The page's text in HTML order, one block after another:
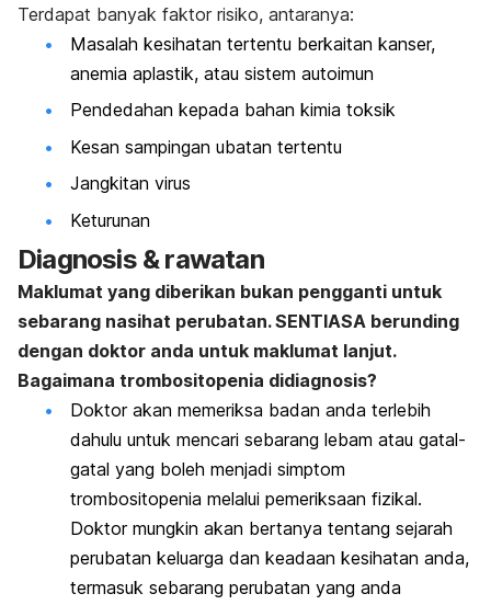
Terdapat banyak faktor risiko, antaranya:
Masalah kesihatan tertentu berkaitan kanser,
anemia aplastik, atau sistem autoimun
Pendedahan kepada bahan kimia toksik
Kesan sampingan ubatan tertentu
Jangkitan virus
Keturunan
Diagnosis & rawatan
Maklumat yang diberikan bukan pengganti untuk
sebarang nasihat perubatan. SENTIASA berunding
dengan doktor anda untuk maklumat lanjut.
Bagaimana trombositopenia didiagnosis?
Doktor akan memeriksa badan anda terlebih
dahulu untuk mencari sebarang lebam atau gatal-
gatal yang boleh menjadi simptom
trombositopenia melalui pemeriksaan fizikal.
Doktor mungkin akan bertanya tentang sejarah
perubatan keluarga dan keadaan kesihatan anda,
termasuk sebarang perubatan yang anda